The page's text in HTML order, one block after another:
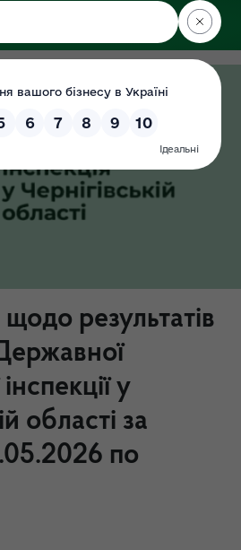
області
результатів
у
області за
по